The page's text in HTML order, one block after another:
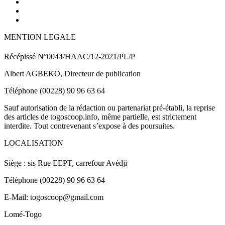
MENTION LEGALE
Récépissé N°0044/HAAC/12-2021/PL/P
Albert AGBEKO, Directeur de publication
Téléphone (00228) 90 96 63 64
Sauf autorisation de la rédaction ou partenariat pré-établi, la reprise
des articles de togoscoop.info, même partielle, est strictement
interdite. Tout contrevenant s’expose à des poursuites.
LOCALISATION
Siège : sis Rue EEPT, carrefour Avédji
Téléphone (00228) 90 96 63 64
E-Mail: togoscoop@gmail.com
Lomé-Togo